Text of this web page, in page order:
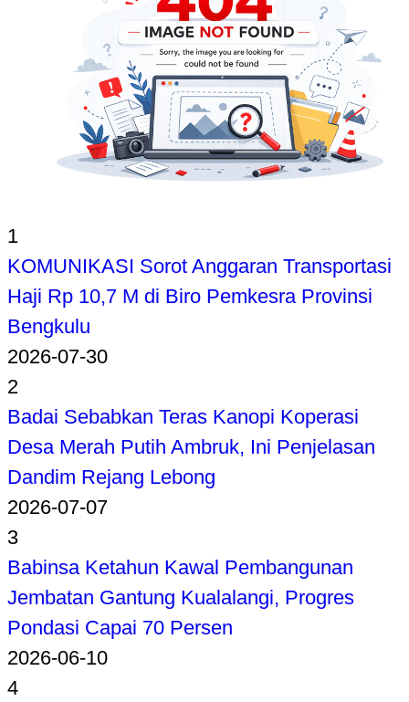
1
KOMUNIKASI Sorot Anggaran Transportasi
Haji Rp 10,7 M di Biro Pemkesra Provinsi
Bengkulu
2026-07-30
2
Badai Sebabkan Teras Kanopi Koperasi
Desa Merah Putih Ambruk, Ini Penjelasan
Dandim Rejang Lebong
2026-07-07
3
Babinsa Ketahun Kawal Pembangunan
Jembatan Gantung Kualalangi, Progres
Pondasi Capai 70 Persen
2026-06-10
4